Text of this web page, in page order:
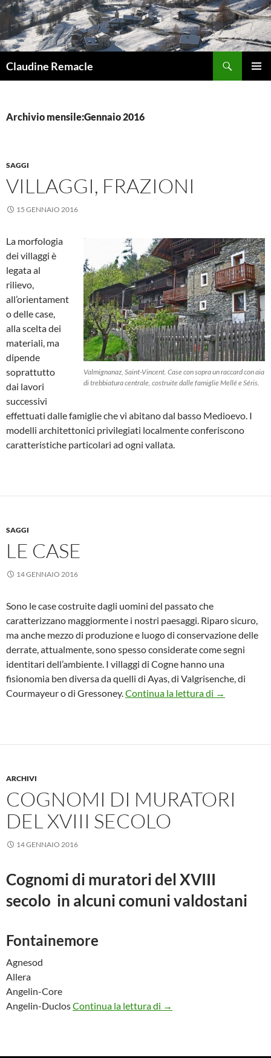
Vai
contenuto
Claudine Remacle
Archivio mensile:Gennaio 2016
SAGGI
VILLAGGI, FRAZIONI
15 GENNAIO 2016
Valmignanaz, Saint-Vincent. Case con sopra un raccard con aia
di trebbiatura centrale, costruite dalle famiglie Mellé e Séris.
La morfologia
dei villaggi è
legata al
rilievo,
all’orientament
o delle case,
alla scelta dei
materiali, ma
dipende
soprattutto
dai lavori
successivi
effettuati dalle famiglie che vi abitano dal basso Medioevo. I
modelli architettonici privilegiati localmente conferiscono
caratteristiche particolari ad ogni vallata.
SAGGI
LE CASE
14 GENNAIO 2016
Sono le case costruite dagli uomini del passato che
caratterizzano maggiormente i nostri paesaggi. Riparo sicuro,
ma anche mezzo di produzione e luogo di conservazione delle
derrate, attualmente, sono spesso considerate come segni
identitari dell’ambiente. I villaggi di Cogne hanno una
fisionomia ben diversa da quelli di Ayas, di Valgrisenche, di
Courmayeur o di Gressoney.Continua la lettura di Le case
→
ARCHIVI
COGNOMI DI MURATORI
DEL XVIII SECOLO
14 GENNAIO 2016
Cognomi di muratori del XVIII
secolo in alcuni comuni valdostani
Fontainemore
Agnesod
Allera
Angelin-Core
Angelin-DuclosContinua la lettura di Cognomi di muratori del
→